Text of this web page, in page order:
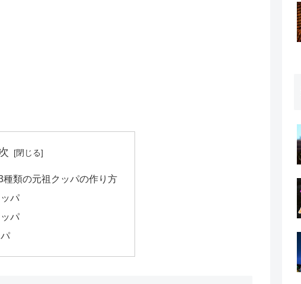
種類の元祖クッパの作り方
パ
パ